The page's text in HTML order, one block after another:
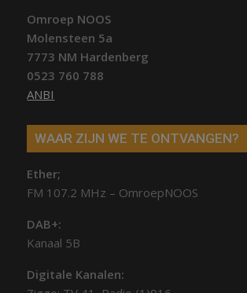
Omroep NOOS
Molensteen 5a
7773 NM Hardenberg
0523 760 788
ANBI
WAAR ZIJN WE TE ONTVANGEN?
Ether;
FM 107.2 MHz – OmroepNOOS
DAB+:
Kanaal 5B
Digitale Kanalen: